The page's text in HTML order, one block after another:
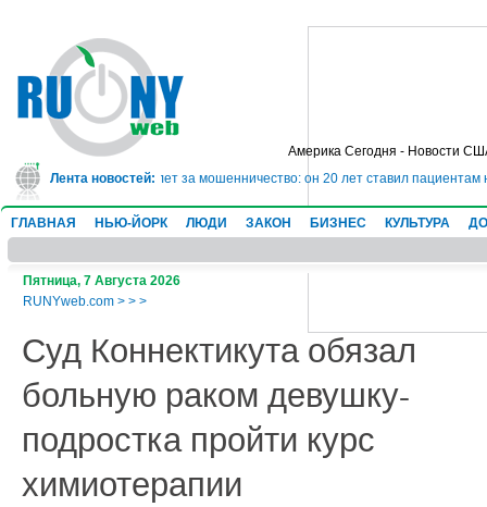
Америка Сегодня - Новости
Лента новостей:
сядет в тюрьму на 10 лет за мошенничество: он 20 лет ставил пациентам
ГЛАВНАЯ НЬЮ-ЙОРК ЛЮДИ ЗАКОН БИЗНЕС КУЛЬТУРА
Пятница, 7 Августа 2026
RUNYweb.com > > >
Суд Коннектикута обязал
больную раком девушку-
подростка пройти курс
химиотерапии